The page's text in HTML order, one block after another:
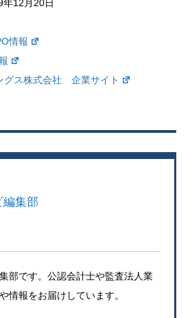
12月20日
情報
グス株式会社 企業サイト
集部
部です。公認会計士や監査法人業
情報をお届けしています。